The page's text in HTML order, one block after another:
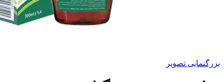
بزرگنمایی تصویر